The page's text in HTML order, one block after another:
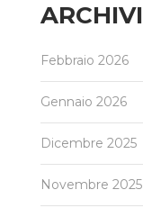
ARCHIVI
Febbraio 2026
Gennaio 2026
Dicembre 2025
Novembre 2025